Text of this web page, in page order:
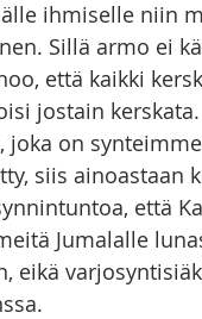
ihmiselle niin
Sillä armo ei
että kaikki
jostain
joka on
siis ainoastaan
että
Jumalalle
eikä